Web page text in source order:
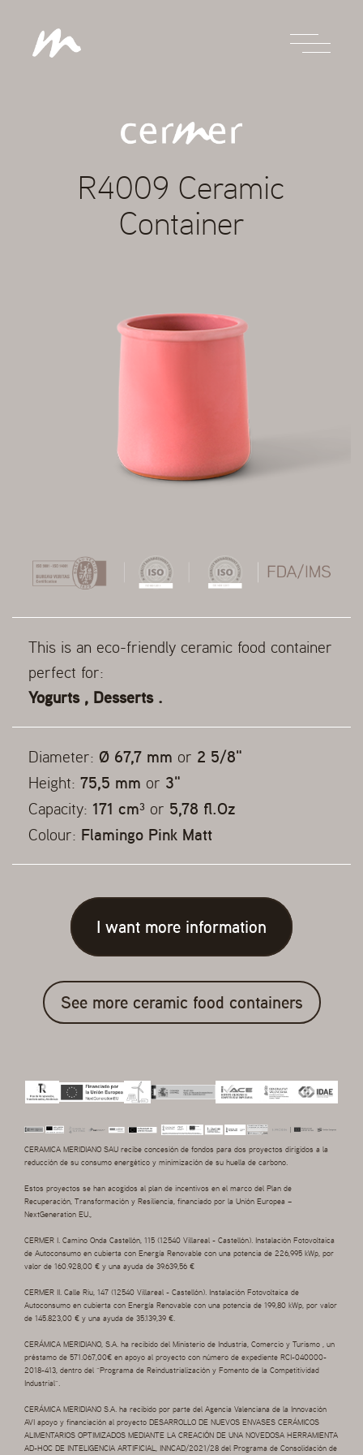
R4009 Ceramic
Container
This is an eco-friendly ceramic food container
perfect for:
Yogurts , Desserts .
Diameter: Ø 67,7 mm or 2 5/8"
Height: 75,5 mm or 3"
Capacity: 171 cm³ or 5,78 fl.Oz
Colour: Flamingo Pink Matt
I want more information
See more ceramic food containers
CERAMICA MERIDIANO SAU recibe concesión de fondos para dos proyectos dirigidos a la
reducción de su consumo energético y minimización de su huella de carbono.
Estos proyectos se han acogidos al plan de incentivos en el marco del Plan de
Recuperación, Transformación y Resiliencia, financiado por la Unión Europea –
NextGeneration EU.,
CERMER I. Camino Onda Castellón, 115 (12540 Villareal - Castellón). Instalación Fotovoltaica
de Autoconsumo en cubierta con Energía Renovable con una potencia de 226,995 kWp, por
valor de 160.928,00 € y una ayuda de 39.639,56 €
CERMER II. Calle Riu, 147 (12540 Villareal - Castellón). Instalación Fotovoltaica de
Autoconsumo en cubierta con Energía Renovable con una potencia de 199,80 kWp, por valor
de 145.823,00 € y una ayuda de 35.139,39 €.
CERÁMICA MERIDIANO, S.A. ha recibido del Ministerio de Industria, Comercio y Turismo , un
préstamo de 571.067,00€ en apoyo al proyecto con número de expediente RCI-040000-
2018-413, dentro del “Programa de Reindustrialización y Fomento de la Competitividad
Industrial”.
CERÁMICA MERIDIANO S.A. ha recibido por parte del Agencia Valenciana de la Innovación
AVI apoyo y financiación al proyecto DESARROLLO DE NUEVOS ENVASES CERÁMICOS
ALIMENTARIOS OPTIMIZADOS MEDIANTE LA CREACIÓN DE UNA NOVEDOSA HERRAMIENTA
AD-HOC DE INTELIGENCIA ARTIFICIAL, INNCAD/2021/28 del Programa de Consolidación de